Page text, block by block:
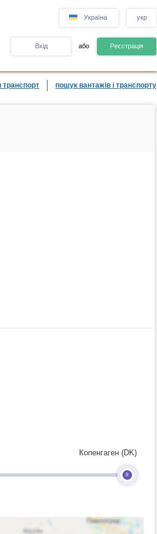
Україна укр
Вхід або Реєстрація
транспорт пошук вантажів і транспорту
B
Копенгаген (DK)